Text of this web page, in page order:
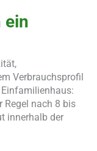
ein
Verbrauchsprofil
Regel nach 8 bis
innerhalb der